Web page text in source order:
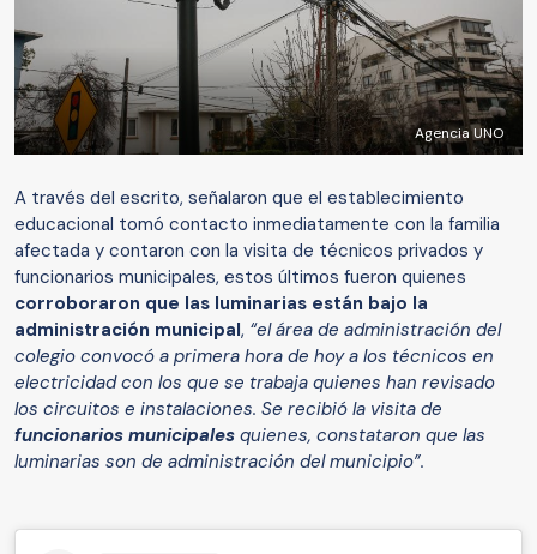
Agencia UNO
A través del escrito, señalaron que el establecimiento
educacional tomó contacto inmediatamente con la familia
afectada y contaron con la visita de técnicos privados y
funcionarios municipales, estos últimos fueron quienes
corroboraron que las luminarias están bajo la
administración municipal, “el área de administración del
colegio convocó a primera hora de hoy a los técnicos en
electricidad con los que se trabaja quienes han revisado
los circuitos e instalaciones. Se recibió la visita de
funcionarios municipales quienes, constataron que las
luminarias son de administración del municipio”.